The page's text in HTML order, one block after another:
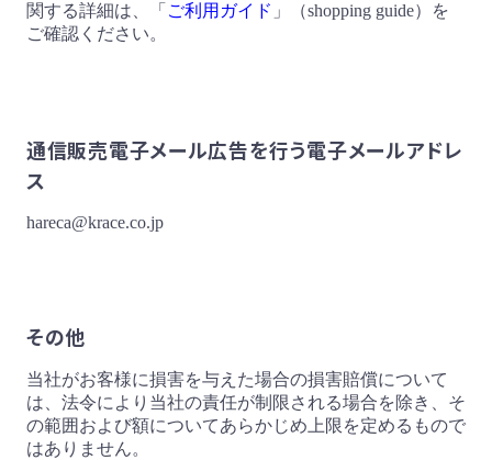
関する詳細は、「 ご利用ガイド 」（shopping guide）を
ご確認ください。
通信販売電子メール広告を行う電子メールアドレ
ス
hareca@krace.co.jp
その他
当社がお客様に損害を与えた場合の損害賠償について
は、法令により当社の責任が制限される場合を除き、そ
の範囲および額についてあらかじめ上限を定めるもので
はありません。